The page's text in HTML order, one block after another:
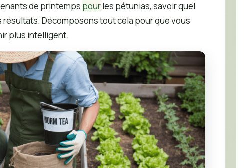
de printemps pourles pétunias, savoir quel
Décomposons tout cela pour que vous
plus intelligent.